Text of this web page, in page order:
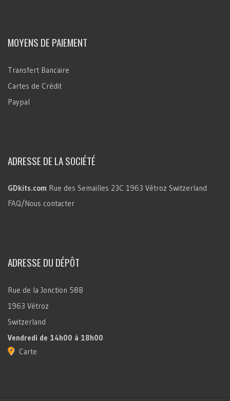
MOYENS DE PAIEMENT
Transfert Bancaire
Cartes de Crédit
Paypal
ADRESSE DE LA SOCIÉTÉ
GDkits.com Rue des Semailles 23C 1963 Vétroz Switzerland
FAQ/Nous contacter
ADRESSE DU DÉPÔT
Rue de la Jonction 58B
1963 Vétroz
Switzerland
Vendredi de 14h00 à 18h00
Carte